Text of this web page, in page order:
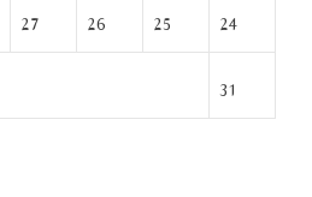
24
25
26
27
31